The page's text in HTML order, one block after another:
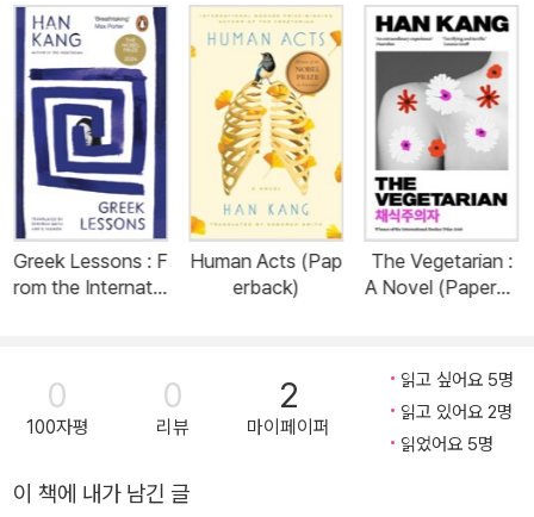
Greek Lessons : F
rom the Internatio
(Paperback)
Human Acts (Pap
erback)
The Vegetarian :
A Novel (Paperba
0
100자평
0
리뷰
2
마이페이퍼
읽고 싶어요 5명
읽고 있어요 2명
읽었어요 5명
이 책에 내가 남긴 글